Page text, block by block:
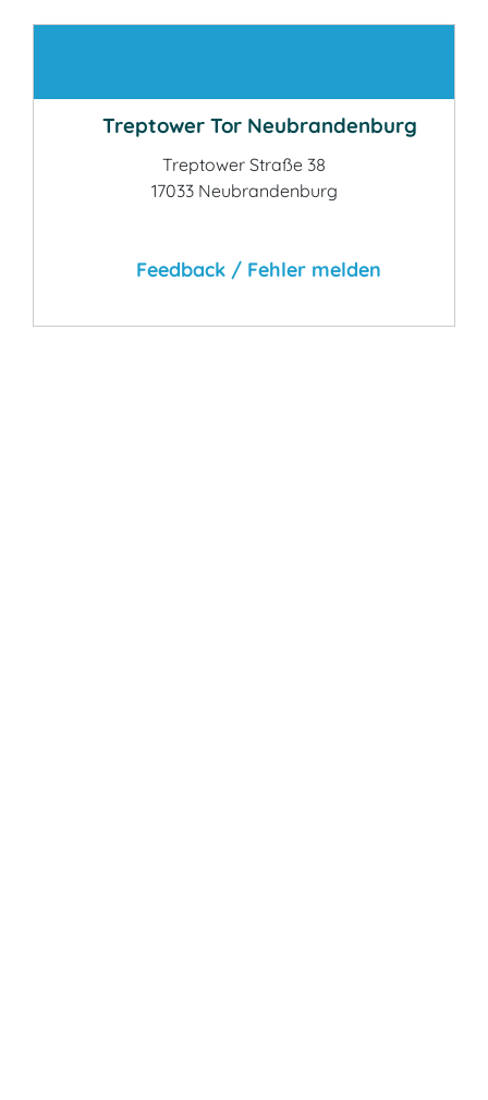
Treptower Tor Neubrandenburg
Treptower Straße 38
17033 Neubrandenburg
Feedback / Fehler melden